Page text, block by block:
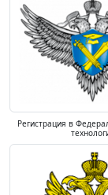
Регистрация в